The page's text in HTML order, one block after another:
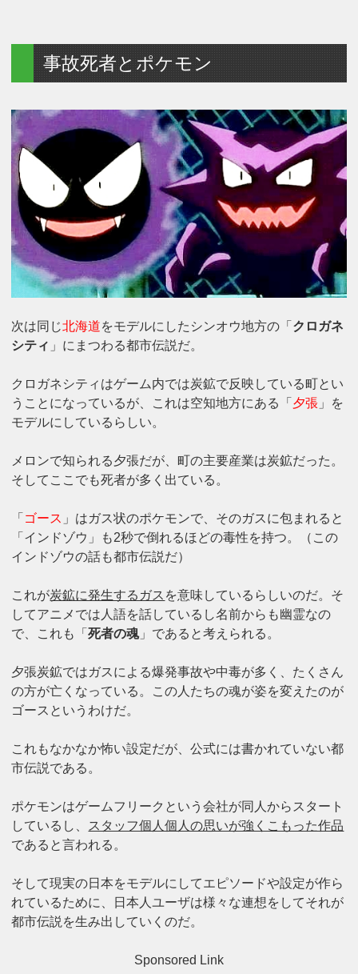
事故死者とポケモン
次は同じ北海道をモデルにしたシンオウ地方の「 クロガネ
シティ 」にまつわる都市伝説だ。
クロガネシティはゲーム内では炭鉱で反映している町とい
うことになっているが、これは空知地方にある「 夕張 」を
モデルにしているらしい。
メロンで知られる夕張だが、町の主要産業は炭鉱だった。
そしてここでも死者が多く出ている。
「 ゴース 」はガス状のポケモンで、そのガスに包まれると
「インドゾウ」も2秒で倒れるほどの毒性を持つ。（この
インドゾウの話も都市伝説だ）
これが炭鉱に発生するガス を意味しているらしいのだ。そ
してアニメでは人語を話しているし名前からも幽霊なの
で、これも「死者の魂」であると考えられる。
夕張炭鉱ではガスによる爆発事故や中毒が多く、たくさん
の方が亡くなっている。この人たちの魂が姿を変えたのが
ゴースというわけだ。
これもなかなか怖い設定だが、公式には書かれていない都
市伝説である。
ポケモンはゲームフリークという会社が同人からスタート
しているし、 スタッフ個人個人の思いが強くこもった作品
であると言われる。
そして現実の日本をモデルにしてエピソードや設定が作ら
れているために、日本人ユーザは様々な連想をしてそれが
都市伝説を生み出していくのだ。
Sponsored Link